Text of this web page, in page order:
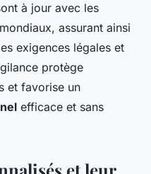
à jour avec les
assurant ainsi
exigences légales et
protège
et favorise un
efficace et sans